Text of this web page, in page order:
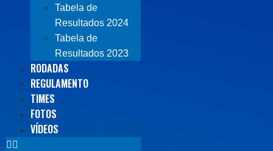
Tabela de
Resultados 2024
Tabela de
Resultados 2023
RODADAS
REGULAMENTO
TIMES
FOTOS
VÍDEOS